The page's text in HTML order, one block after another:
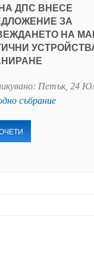
ДПС ВНЕСЕ
ЗА
НА
Петък, 24
събрание